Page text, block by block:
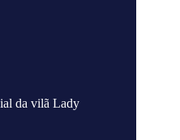
da vilã Lady